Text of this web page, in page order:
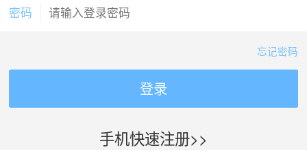
密码
忘记密码
登录
手机快速注册>>